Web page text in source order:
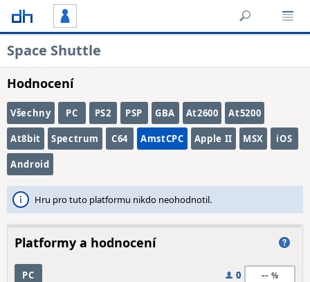
Space Shuttle
Hodnocení
Všechny PC PS2 PSP GBA At2600 At5200
At8bit Spectrum C64 AmstCPC Apple II MSX iOS
Android
Hru pro tuto platformu nikdo neohodnotil.
Platformy a hodnocení
PC 0 --